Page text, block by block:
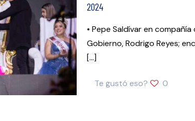
2024
• Pepe Saldívar en
Gobierno, Rodrigo Reyes;
[…]
Te gustó eso? 0